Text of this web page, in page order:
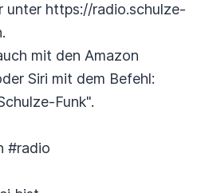
unter https://radio.schulze-
mit den Amazon
Siri mit dem Befehl:
Funk".
#radio